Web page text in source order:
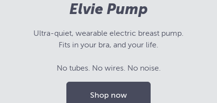
Elvie Pump
Ultra-quiet, wearable electric breast pump.
Fits in your bra, and your life.
No tubes. No wires. No noise.
Shop now